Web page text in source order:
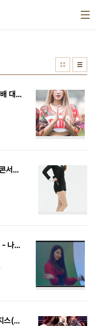
[CAM] 150809 제33회 일간스포츠배 대상경주 - 나인뮤지스(9muses) 현아 by Harry
[CAM] 150418 CBS 장애인 나눔 콘서트 - 나인뮤지스 by W
[CAM] 131129 한이음 엑스포 2013 - 나인뮤지스(경리) by 다카코마츠
[CAM] 140118 오크밸리 - 나인뮤지스(세라) by PIERCE